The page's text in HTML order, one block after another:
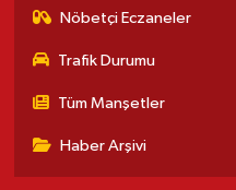
Nöbetçi Eczaneler
Trafik Durumu
Tüm Manşetler
Haber Arşivi